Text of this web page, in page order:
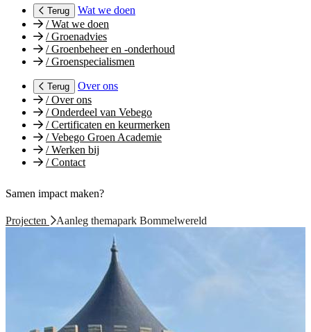
Terug
Wat we doen
/Wat we doen
/Groenadvies
/Groenbeheer en -onderhoud
/Groenspecialismen
Terug
Over ons
/Over ons
/Onderdeel van Vebego
/Certificaten en keurmerken
/Vebego Groen Academie
/Werken bij
/Contact
Samen impact maken?
Projecten Aanleg themapark Bommelwereld